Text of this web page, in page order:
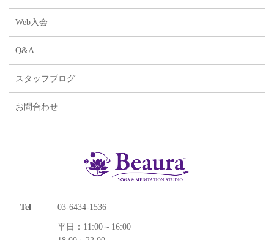
Web入会
Q&A
スタッフブログ
お問合わせ
Tel 03-6434-1536
平日：11:00～16:00